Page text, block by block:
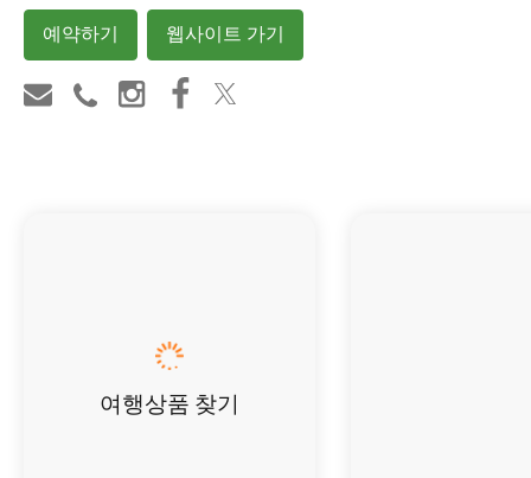
예약하기 웹사이트 가기
여행상품 찾기